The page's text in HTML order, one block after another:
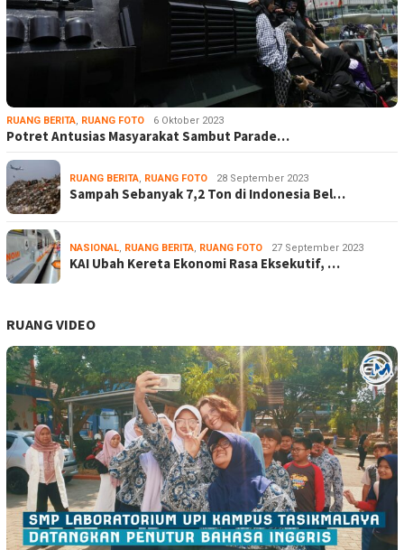
RUANG BERITA, RUANG FOTO 6 Oktober 2023
Potret Antusias Masyarakat Sambut Parade…
RUANG BERITA, RUANG FOTO 28 September 2023
Sampah Sebanyak 7,2 Ton di Indonesia Bel…
NASIONAL, RUANG BERITA, RUANG FOTO 27 September 2023
KAI Ubah Kereta Ekonomi Rasa Eksekutif, …
RUANG VIDEO